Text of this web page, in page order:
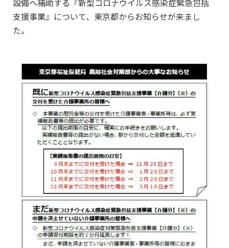
設備へ補助する『新型コロナウイルス感染症緊急包括
支援事業』について、東京都からお知らせが来まし
た。